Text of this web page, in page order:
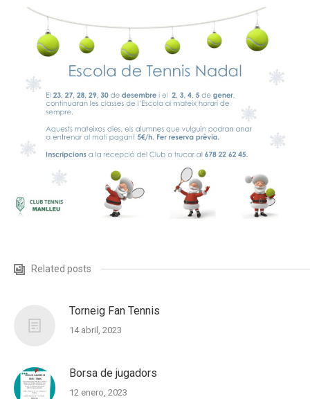
Related posts
Torneig Fan Tennis
14 abril, 2023
Borsa de jugadors
12 enero, 2023